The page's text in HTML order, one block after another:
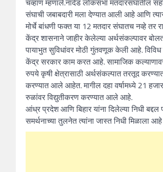
चव्हाण म्हणाले.नांदेड लोकसभा मतदारसंघातील
संघाची जबाबदारी मला देण्यात आली आहे आणि
मोर्चे बांधणी फक्त या 12 मतदार संघातच नव्हे तर
केंद्र शासनाने जाहीर केलेल्या अर्थसंकल्पावर
पायाभुत सुविधांवर मोठी गुंतवणूक केली आहे.
केंद्र सरकार काम करत आहे. सामाजिक
रुपये कृषी क्षेत्रासाठी अर्थसंकल्पात तरतूद
करण्यात आले आहेत. मागील दहा वर्षामध्ये 21
रुळांवर विद्युतीकरण करण्यात आले आहे.
आंध्र प्रदेश आणि बिहार यांना दिलेल्या निधी
समर्थनाच्या तुलनेत त्यांना जास्त निधी मिळाला